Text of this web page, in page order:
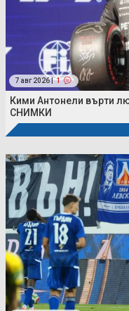
7 авг 2026 | 1
Кими Антонели върти
СНИМКИ